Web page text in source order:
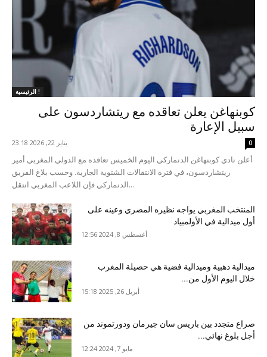
الرئيسية !
كوبنهاغن يعلن تعاقده مع ريتشاردسون على
سبيل الإعارة
يناير 22, 2026 23:18 0
أعلن نادي كوبنهاغن الدنماركي اليوم الخميس تعاقده مع الدولي المغربي أمير
ريتشاردسون، في فترة الانتقالات الشتوية الجارية. وحسب بلاغ الفريق
الدنماركي فإن اللاعب المغربي انتقل...
المنتخب المغربي يواجه نظيره المصري وعينه على
أول ميدالية في الأولمبياد
أغسطس 8, 2024 12:56
ميدالية ذهبية وميدالية فضية هي حصيلة المغرب
خلال اليوم الأول من...
أبريل 26, 2025 15:18
صراع متجدد بين باريس سان جيرمان ودورتموند من
أجل بلوغ نهائي...
مايو 7, 2024 12:24